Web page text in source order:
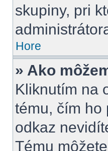
skupiny, pri
Hore
» Ako
Kliknutím na
tému, čím ho
odkaz
Tému